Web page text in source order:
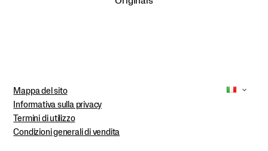
Mappa del sito
Informativa sulla privacy
Termini di utilizzo
Condizioni generali di vendita